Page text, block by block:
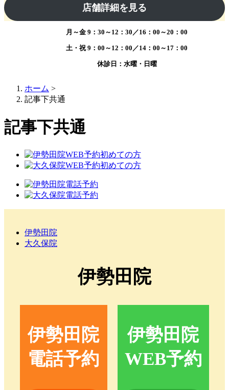
店舗詳細を見る
月～金 9：30～12：30／16：00～20：00
土・祝9：00～12：00／14：00～17：00
休診日：水曜・日曜
ホーム >
記事下共通
記事下共通
伊勢田院
大久保院
伊勢田院
伊勢田院
電話予約
伊勢田院
WEB予約